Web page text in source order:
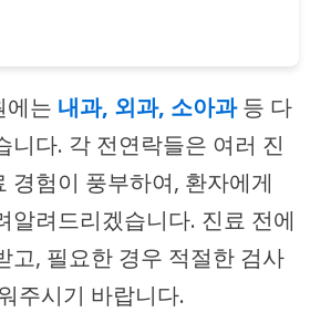
에는 내과, 외과, 소아과등 다
니다. 각 전연락들은 여러 진
경험이 풍부하여, 환자에게
알려드리겠습니다. 진료 전에
고, 필요한 경우 적절한 검사
주시기 바랍니다.